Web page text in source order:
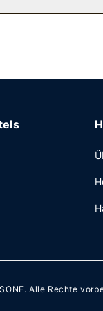
großes Frühstück
. Alle Rechte